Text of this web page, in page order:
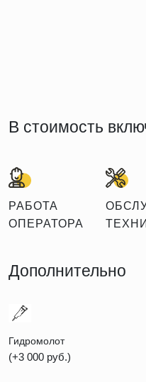
В стоимость
РАБОТА
ОПЕРАТОРА
Дополнительно
Гидромолот
(+3 000 руб.)